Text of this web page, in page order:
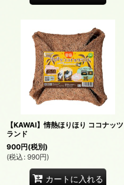
【KAWAI】情熱ほりほり ココナッツ
ランド
900円(税別)
(税込 : 990円)
カートに入れる